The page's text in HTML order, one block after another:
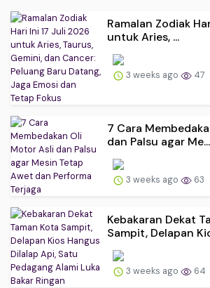
Ramalan Zodiak
untuk Aries, ...
3 weeks ago 47
7 Cara
dan Palsu agar Me...
3 weeks ago 63
Kebakaran Dekat
Sampit, Delapan
3 weeks ago 64